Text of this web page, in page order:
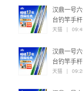
汉鼎一号
台钓竿手杆
天猫 |
汉鼎一号
台钓竿手杆
天猫 |